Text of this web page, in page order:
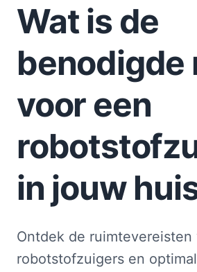
Wat is de
benodigde
voor een
in jouw
Ontdek de ruimtevereisten
robotstofzuigers en